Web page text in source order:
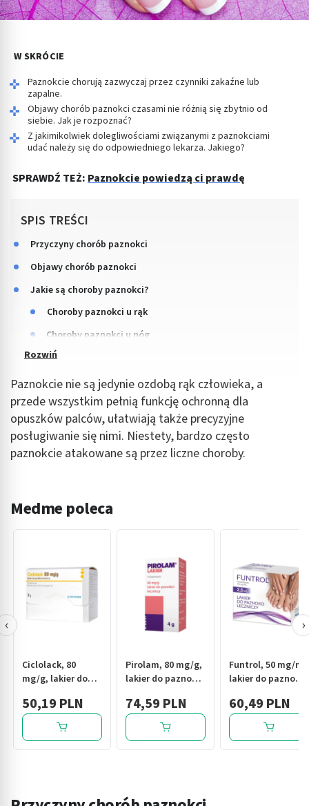
W SKRÓCIE
Paznokcie chorują zazwyczaj przez czynniki zakaźne lub
zapalne.
Objawy chorób paznokci czasami nie różnią się zbytnio od
siebie. Jak je rozpoznać?
Z jakimikolwiek dolegliwościami związanymi z paznokciami
udać należy się do odpowiedniego lekarza. Jakiego?
SPRAWDŹ TEŻ: Paznokcie powiedzą ci prawdę
SPIS TREŚCI
Przyczyny chorób paznokci
Objawy chorób paznokci
Jakie są choroby paznokci?
Choroby paznokci u rąk
Choroby paznokci u nóg
Paznokcie nie są jedynie ozdobą rąk człowieka, a
przede wszystkim pełnią funkcję ochronną dla
opuszków palców, ułatwiają także precyzyjne
posługiwanie się nimi. Niestety, bardzo często
paznokcie atakowane są przez liczne choroby.
Medme poleca
Ciclolack, 80
mg/g, lakier do
leczniczy, 3 g, 1
butelka
50,19 PLN
Pirolam, 80 mg/g,
lakier do paznokci
74,59 PLN
Funtrol, 50 mg/ml,
lakier do paznokci
60,49 PLN
‹ ›